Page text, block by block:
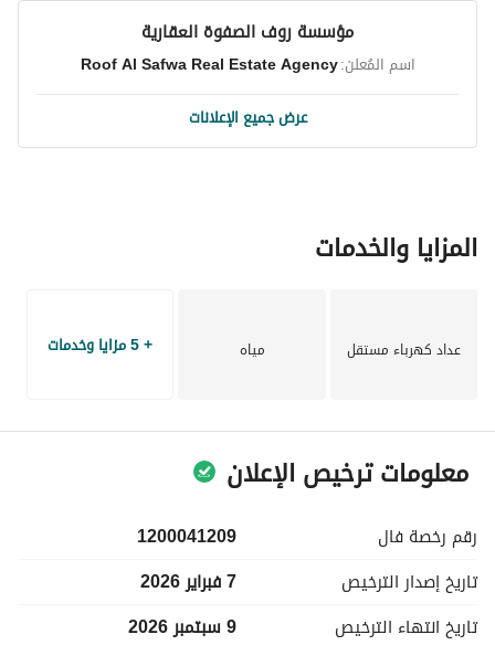
مؤسسة روف الصفوة العقارية
اسم المُعلن:Roof Al Safwa Real Estate Agency
عرض جميع الإعلانات
المزايا والخدمات
عداد كهرباء مستقل مياه + 5 مزايا وخدمات
معلومات ترخيص الإعلان
رقم رخصة فال
1200041209
تاريخ إصدار الترخيص
7 فبراير 2026
تاريخ انتهاء الترخيص 9 سبتمبر 2026